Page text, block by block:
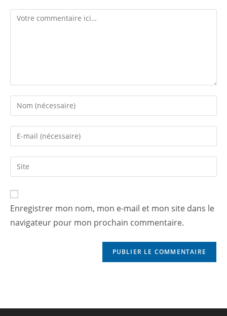
Enregistrer mon nom, mon e-mail et mon site dans le
navigateur pour mon prochain commentaire.